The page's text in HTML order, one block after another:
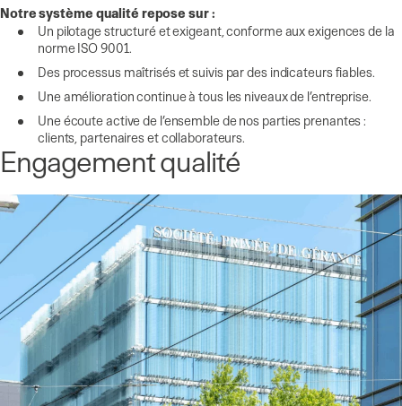
Notre système qualité repose sur :
Un pilotage structuré et exigeant, conforme aux exigences de la
norme ISO 9001.
Des processus maîtrisés et suivis par des indicateurs fiables.
Une amélioration continue à tous les niveaux de l’entreprise.
Une écoute active de l’ensemble de nos parties prenantes :
clients, partenaires et collaborateurs.
Engagement qualité